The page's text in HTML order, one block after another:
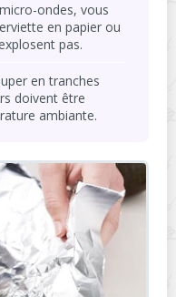
ondes, vous
en papier ou
pas.
en tranches
doivent être
ambiante.